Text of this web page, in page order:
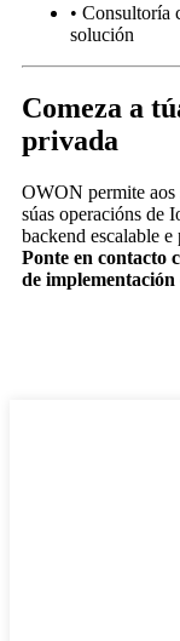
• Consultoría
solución
Comeza a
privada
OWON permite aos
súas operacións de
backend escalable
Ponte en contacto
de implementación